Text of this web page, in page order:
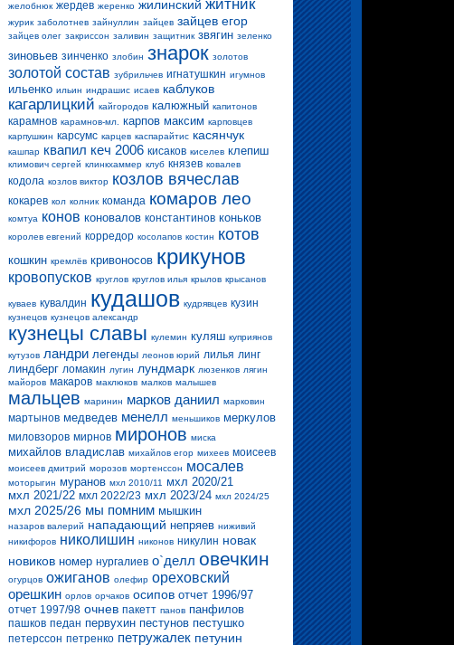
желобнюк жердев жеренко жилинский житник
журик заболотнев зайнуллин зайцев зайцев егор
зайцев олег закриссон заливин защитник звягин зеленко
зиновьев зинченко злобин знарок золотов
золотой состав зубрильчев игнатушкин игумнов
ильенко ильин индрашис исаев каблуков
кагарлицкий кайгородов калюжный капитонов
карамнов карамнов-мл. карпов максим карповцев
карпушкин карсумс карцев каспарайтис касянчук
кашпар квапил кеч 2006 кисаков киселев клепиш
климович сергей клинкхаммер клуб князев ковалев
кодола козлов виктор козлов вячеслав
кокарев кол колник команда комаров лео
комтуа конов коновалов константинов коньков
королев евгений корредор косолапов костин котов
кошкин кремлёв кривоносов крикунов
кровопусков круглов круглов илья крылов крысанов
куваев кувалдин кудашов кудрявцев кузин
кузнецов кузнецов александр
кузнецы славы кулемин куляш куприянов
кутузов ландри легенды леонов юрий лилья линг
линдберг ломакин лугин лундмарк люзенков лягин
майоров макаров маклюков малков малышев
мальцев маринин марков даниил марковин
мартынов медведев менелл меньшиков меркулов
миловзоров мирнов миронов миска
михайлов владислав михайлов егор михеев моисеев
моисеев дмитрий морозов мортенссон мосалев
моторыгин муранов мхл 2010/11 мхл 2020/21
мхл 2021/22 мхл 2022/23 мхл 2023/24 мхл 2024/25
мхл 2025/26 мы помним мышкин
назаров валерий нападающий непряев ниживий
никифоров николишин никонов никулин новак
новиков номер нургалиев о`делл овечкин
огурцов ожиганов олефир ореховский
орешкин орлов орчаков осипов отчет 1996/97
отчет 1997/98 очнев пакетт панов панфилов
пашков педан первухин пестунов пестушко
петерссон петренко петружалек петунин